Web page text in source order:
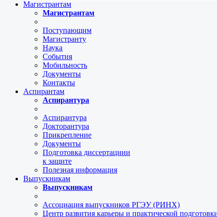
Магистрантам
Магистрантам
Поступающим
Магистранту
Наука
События
Мобильность
Документы
Контакты
Аспирантам
Аспирантура
Аспирантура
Докторантура
Прикрепление
Документы
Подготовка диссертациии
к защите
Полезная информация
Выпускникам
Выпускникам
Ассоциация выпускников РГЭУ (РИНХ)
Центр развития карьеры и практической